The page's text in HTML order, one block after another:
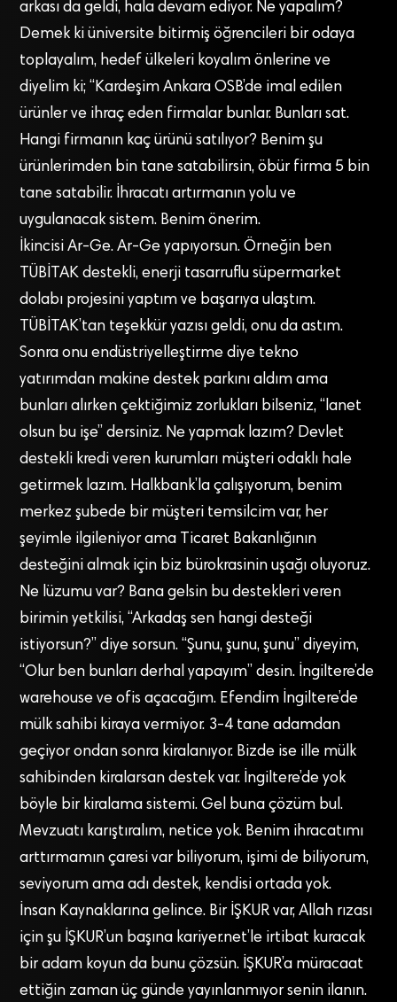
arkası da geldi, hala devam ediyor. Ne yapalım?
Demek ki üniversite bitirmiş öğrencileri bir odaya
toplayalım, hedef ülkeleri koyalım önlerine ve
diyelim ki; “Kardeşim Ankara OSB’de imal edilen
ürünler ve ihraç eden firmalar bunlar. Bunları sat.
Hangi firmanın kaç ürünü satılıyor? Benim şu
ürünlerimden bin tane satabilirsin, öbür firma 5 bin
tane satabilir. İhracatı artırmanın yolu ve
uygulanacak sistem. Benim önerim.
İkincisi Ar-Ge. Ar-Ge yapıyorsun. Örneğin ben
TÜBİTAK destekli, enerji tasarruflu süpermarket
dolabı projesini yaptım ve başarıya ulaştım.
TÜBİTAK’tan teşekkür yazısı geldi, onu da astım.
Sonra onu endüstriyelleştirme diye tekno
yatırımdan makine destek parkını aldım ama
bunları alırken çektiğimiz zorlukları bilseniz, “lanet
olsun bu işe” dersiniz. Ne yapmak lazım? Devlet
destekli kredi veren kurumları müşteri odaklı hale
getirmek lazım. Halkbank’la çalışıyorum, benim
merkez şubede bir müşteri temsilcim var, her
şeyimle ilgileniyor ama Ticaret Bakanlığının
desteğini almak için biz bürokrasinin uşağı oluyoruz.
Ne lüzumu var? Bana gelsin bu destekleri veren
birimin yetkilisi, “Arkadaş sen hangi desteği
istiyorsun?” diye sorsun. “Şunu, şunu, şunu” diyeyim,
“Olur ben bunları derhal yapayım” desin. İngiltere’de
warehouse ve ofis açacağım. Efendim İngiltere’de
mülk sahibi kiraya vermiyor. 3-4 tane adamdan
geçiyor ondan sonra kiralanıyor. Bizde ise ille mülk
sahibinden kiralarsan destek var. İngiltere’de yok
böyle bir kiralama sistemi. Gel buna çözüm bul.
Mevzuatı karıştıralım, netice yok. Benim ihracatımı
arttırmamın çaresi var biliyorum, işimi de biliyorum,
seviyorum ama adı destek, kendisi ortada yok.
İnsan Kaynaklarına gelince. Bir İŞKUR var, Allah rızası
için şu İŞKUR’un başına kariyer.net’le irtibat kuracak
bir adam koyun da bunu çözsün. İŞKUR’a müracaat
ettiğin zaman üç günde yayınlanmıyor senin ilanın.